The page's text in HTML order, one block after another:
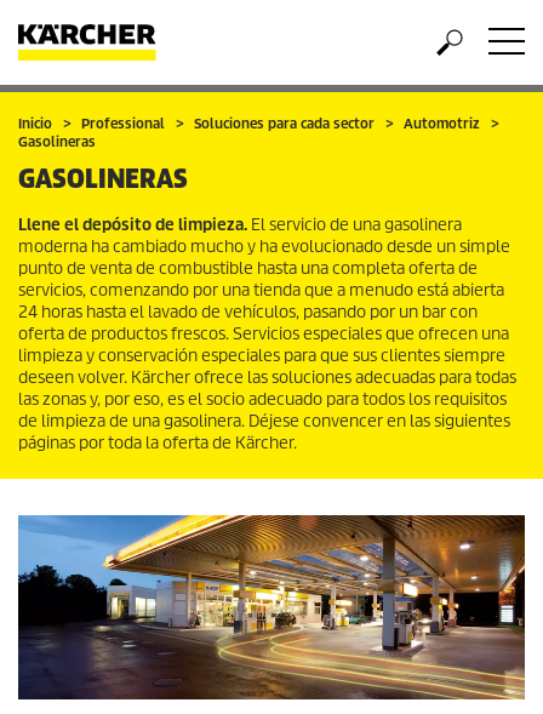
Inicio Professional Soluciones para cada sector
Automotriz
Gasolineras
GASOLINERAS
Llene el depósito de limpieza. El servicio de una gasolinera
moderna ha cambiado mucho y ha evolucionado desde un simple
punto de venta de combustible hasta una completa oferta de
servicios, comenzando por una tienda que a menudo está abierta
24 horas hasta el lavado de vehículos, pasando por un bar con
oferta de productos frescos. Servicios especiales que ofrecen una
limpieza y conservación especiales para que sus clientes siempre
deseen volver. Kärcher ofrece las soluciones adecuadas para todas
las zonas y, por eso, es el socio adecuado para todos los requisitos
de limpieza de una gasolinera. Déjese convencer en las siguientes
páginas por toda la oferta de Kärcher.